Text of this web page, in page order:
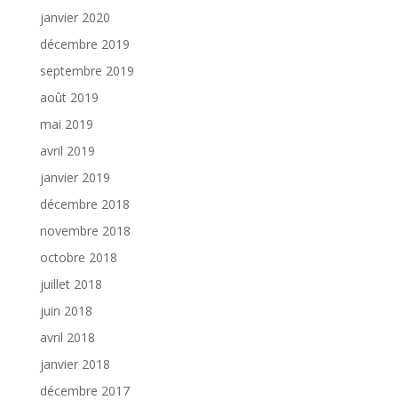
janvier 2020
décembre 2019
septembre 2019
août 2019
mai 2019
avril 2019
janvier 2019
décembre 2018
novembre 2018
octobre 2018
juillet 2018
juin 2018
avril 2018
janvier 2018
décembre 2017